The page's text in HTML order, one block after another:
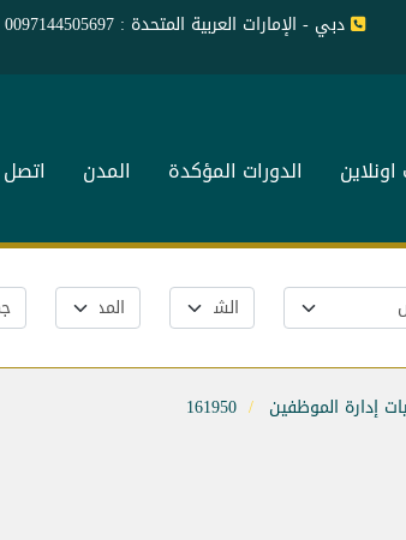
دبي - الإمارات العربية المتحدة : 0097144505697
الدورات المؤكدة المدن اتصل
إدارة الموظفين 161950